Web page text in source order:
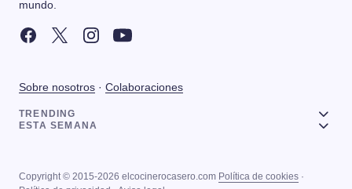
mundo.
Sobre nosotros · Colaboraciones
TRENDING
ESTA SEMANA
Copyright © 2015-2026 elcocinerocasero.com Política de cookies ·